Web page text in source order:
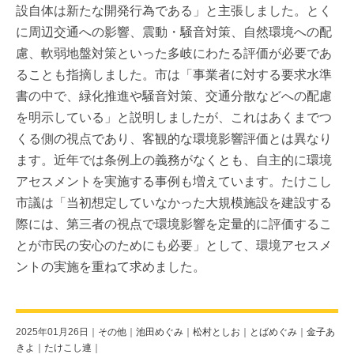
設自体は新たな開発行為である」と主張しました。とく
に周辺交通への影響、震動・騒音対策、自然環境への配
慮、軟弱地盤対策といった多岐にわたる評価が必要であ
ることも指摘しました。市は「事業者に対する要求水準
書の中で、緑化推進や騒音対策、交通分散などへの配慮
を明示している」と説明しましたが、これはあくまでつ
くる側の視点であり、客観的な環境影響評価とは異なり
ます。近年では条例上の義務がなくとも、自主的に環境
アセスメントを実施する事例も増えています。たけこし
市議は「当初想定していなかった大規模施設を建設する
際には、第三者の視点で環境影響を定量的に評価するこ
とが市民の安心のためにも必要」として、環境アセスメ
ントの実施を重ねて求めました。
2025年01月26日｜ その他 池田めぐみ 松村としお とばめぐみ
金子あ
きよ
たけこし連